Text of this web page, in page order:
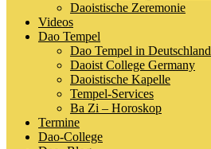
Daoistische Zeremonie
Videos
Dao Tempel
Dao Tempel in Deutschland
Daoist College Germany
Daoistische Kapelle
Tempel-Services
Ba Zi – Horoskop
Termine
Dao-College